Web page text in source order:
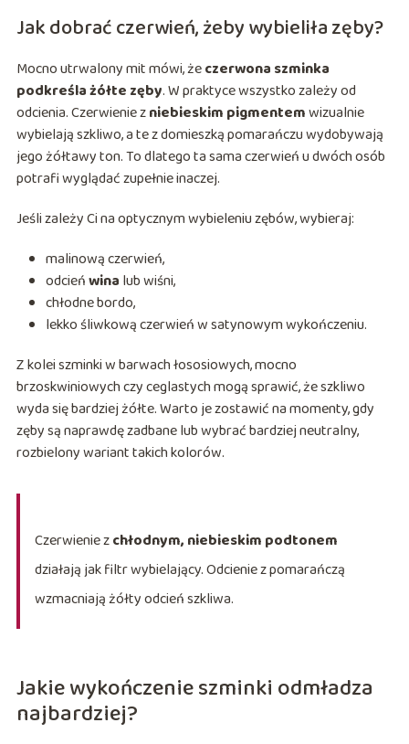
Jak dobrać czerwień, żeby wybieliła zęby?
Mocno utrwalony mit mówi, żeczerwona szminka
podkreśla żółte zęby. W praktyce wszystko zależy od
odcienia. Czerwienie zniebieskim pigmentemwizualnie
wybielają szkliwo, a te z domieszką pomarańczu wydobywają
jego żółtawy ton. To dlatego ta sama czerwień u dwóch osób
potrafi wyglądać zupełnie inaczej.
Jeśli zależy Ci na optycznym wybieleniu zębów, wybieraj:
malinową czerwień,
odcieńwina lub wiśni,
chłodne bordo,
lekko śliwkową czerwień w satynowym wykończeniu.
Z kolei szminki w barwach łososiowych, mocno
brzoskwiniowych czy ceglastych mogą sprawić, że szkliwo
wyda się bardziej żółte. Warto je zostawić na momenty, gdy
zęby są naprawdę zadbane lub wybrać bardziej neutralny,
rozbielony wariant takich kolorów.
Czerwienie zchłodnym, niebieskim podtonem
działają jak filtr wybielający. Odcienie z pomarańczą
wzmacniają żółty odcień szkliwa.
Jakie wykończenie szminki odmładza
najbardziej?